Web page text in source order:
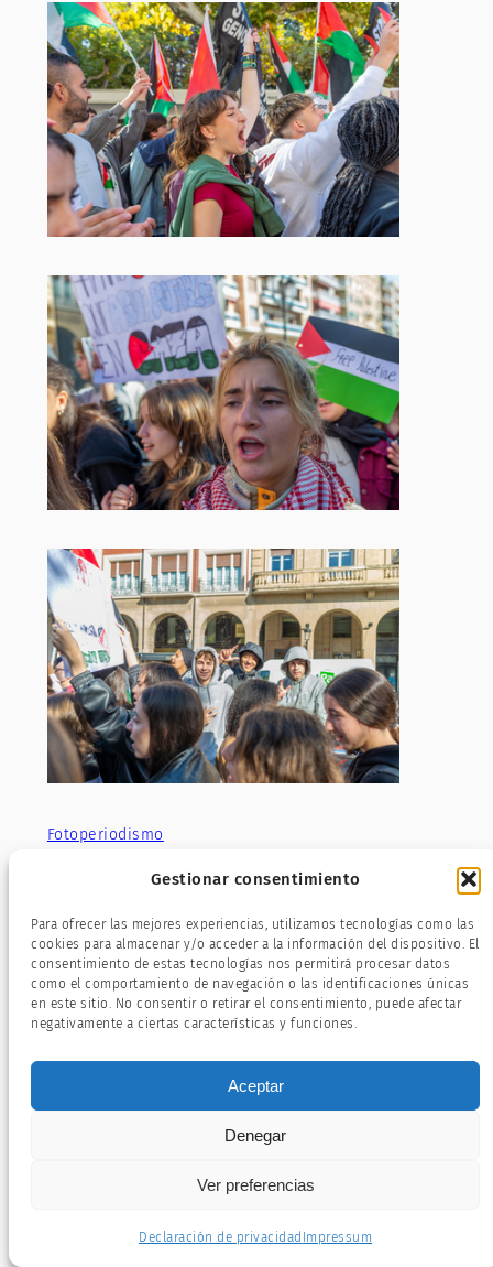
Gestionar consentimiento
Para ofrecer las mejores experiencias, utilizamos tecnologías como las
cookies para almacenar y/o acceder a la información del dispositivo. El
consentimiento de estas tecnologías nos permitirá procesar datos
como el comportamiento de navegación o las identificaciones únicas
en este sitio. No consentir o retirar el consentimiento, puede afectar
negativamente a ciertas características y funciones.
Aceptar
Denegar
Ver preferencias
Declaración de privacidad Impressum
Fotoperiodismo
Deja una respuesta
Tu dirección de correo electrónico no será
Los campos obligatorios están